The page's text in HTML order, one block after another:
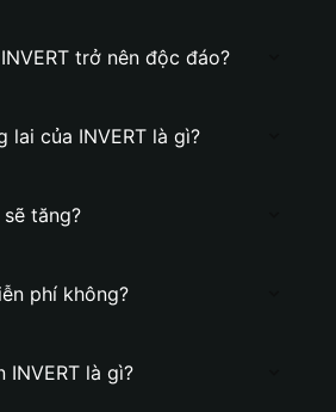
trở nên độc đáo?
lai của INVERT là gì?
sẽ tăng?
phí không?
INVERT là gì?